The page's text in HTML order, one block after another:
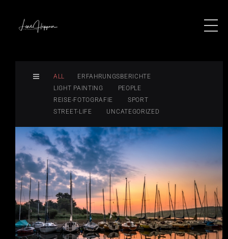
ALL
ERFAHRUNGSBERICHTE
LIGHT PAINTING
PEOPLE
REISE-FOTOGRAFIE
SPORT
STREET-LIFE
UNCATEGORIZED